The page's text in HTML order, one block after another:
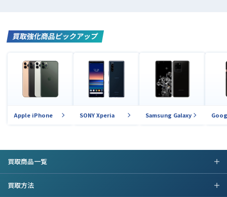
買取強化商品ピックアップ
Apple iPhone SONY Xperia Samsung Galaxy
買取商品一覧
買取方法